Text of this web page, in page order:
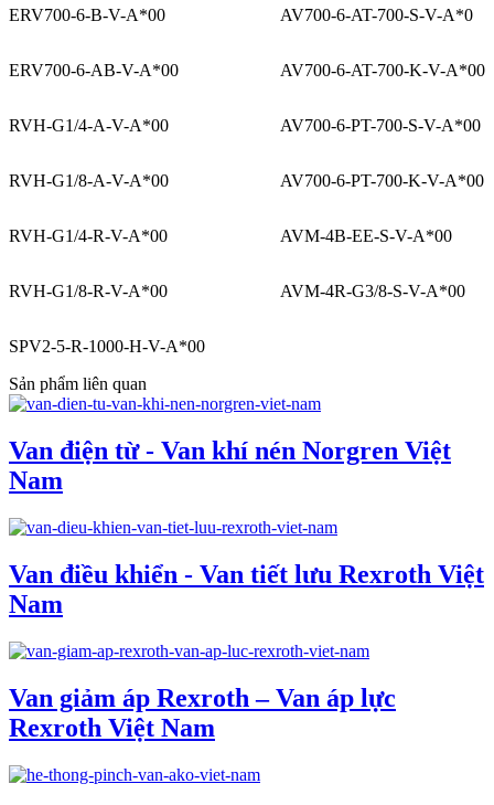
ERV700-6-B-V-A*00 AV700-6-AT-700-S-V-A*0
ERV700-6-AB-V-A*00 AV700-6-AT-700-K-V-A*00
RVH-G1/4-A-V-A*00 AV700-6-PT-700-S-V-A*00
RVH-G1/8-A-V-A*00 AV700-6-PT-700-K-V-A*00
RVH-G1/4-R-V-A*00 AVM-4B-EE-S-V-A*00
RVH-G1/8-R-V-A*00 AVM-4R-G3/8-S-V-A*00
SPV2-5-R-1000-H-V-A*00
Sản phẩm liên quan
Van điện từ - Van khí nén Norgren Việt
Nam
Van điều khiển - Van tiết lưu Rexroth Việt
Nam
Van giảm áp Rexroth – Van áp lực
Rexroth Việt Nam